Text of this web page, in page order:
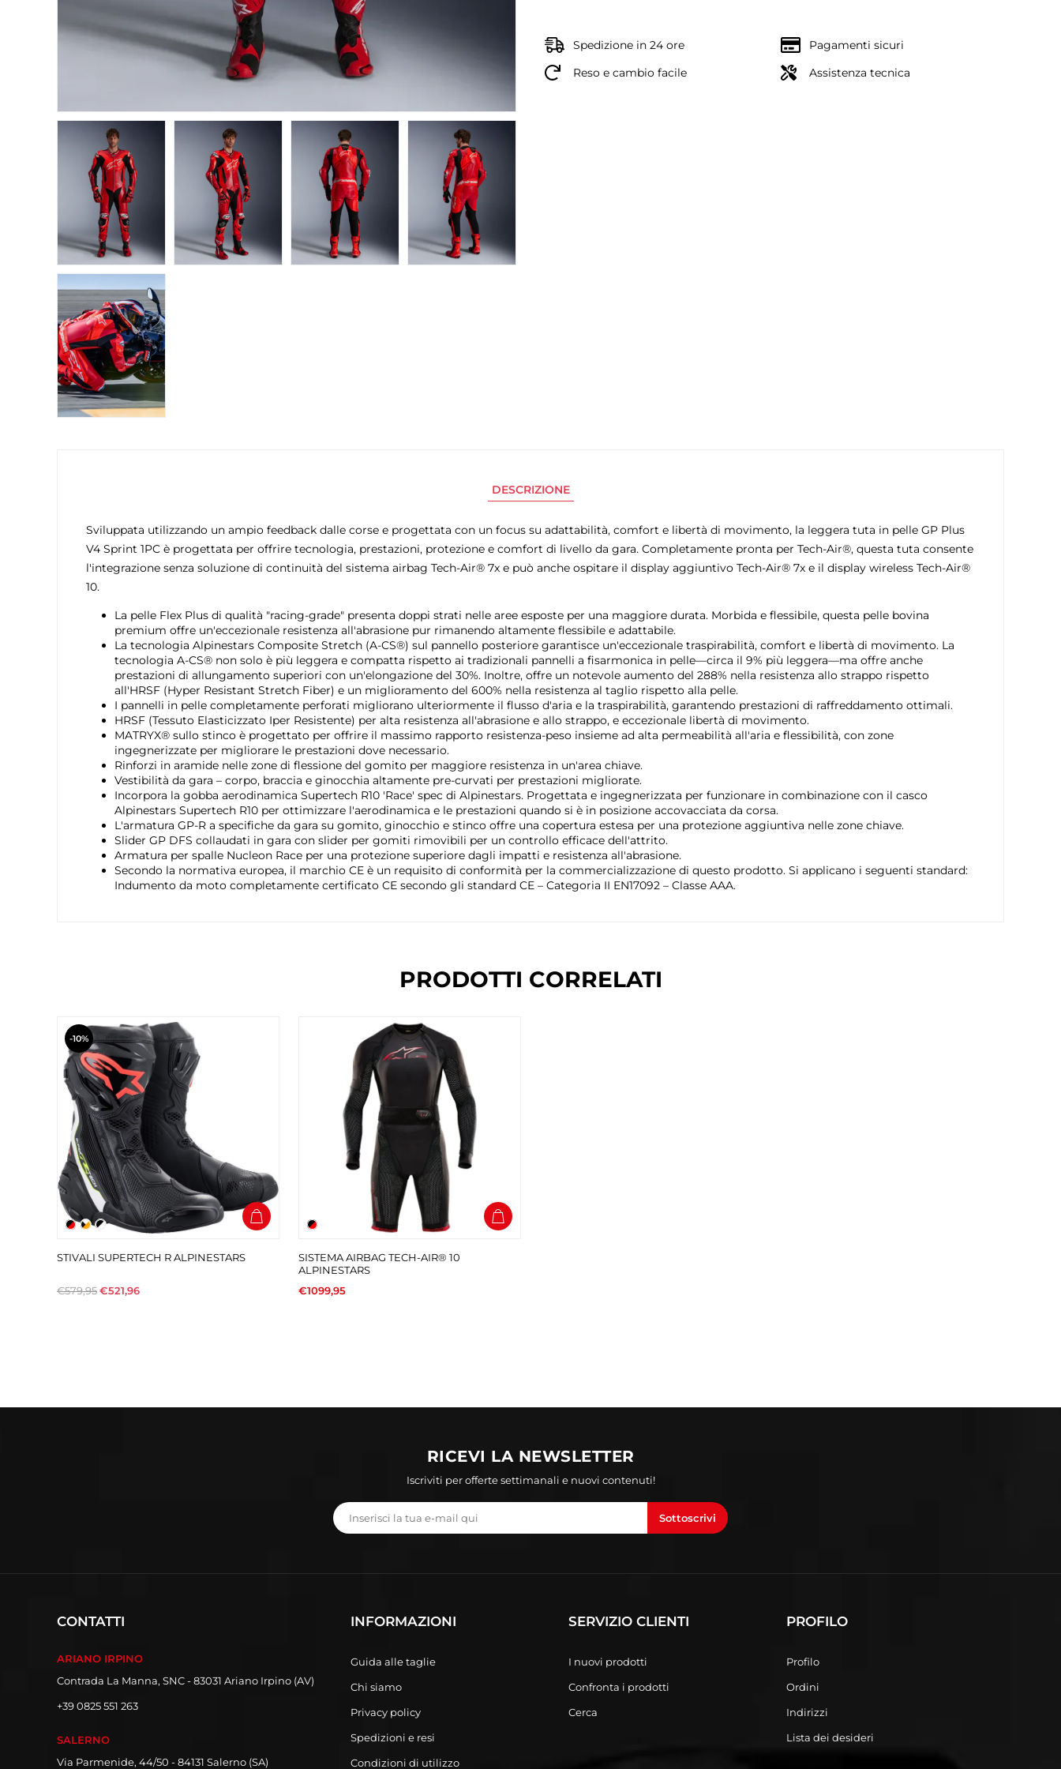
Spedizione in 24 ore
Pagamenti sicuri
Reso e cambio facile
Assistenza tecnica
DESCRIZIONE
Sviluppata utilizzando un ampio feedback dalle corse e progettata con un focus su adattabilità, comfort e libertà di movimento, la leggera tuta in pelle GP Plus
V4 Sprint 1PC è progettata per offrire tecnologia, prestazioni, protezione e comfort di livello da gara. Completamente pronta per Tech-Air®, questa tuta consente
l'integrazione senza soluzione di continuità del sistema airbag Tech-Air® 7x e può anche ospitare il display aggiuntivo Tech-Air® 7x e il display wireless Tech-Air®
10.
La pelle Flex Plus di qualità "racing-grade" presenta doppi strati nelle aree esposte per una maggiore durata. Morbida e flessibile, questa pelle bovina
premium offre un'eccezionale resistenza all'abrasione pur rimanendo altamente flessibile e adattabile.
La tecnologia Alpinestars Composite Stretch (A-CS®) sul pannello posteriore garantisce un'eccezionale traspirabilità, comfort e libertà di movimento. La
tecnologia A-CS® non solo è più leggera e compatta rispetto ai tradizionali pannelli a fisarmonica in pelle—circa il 9% più leggera—ma offre anche
prestazioni di allungamento superiori con un'elongazione del 30%. Inoltre, offre un notevole aumento del 288% nella resistenza allo strappo rispetto
all'HRSF (Hyper Resistant Stretch Fiber) e un miglioramento del 600% nella resistenza al taglio rispetto alla pelle.
I pannelli in pelle completamente perforati migliorano ulteriormente il flusso d'aria e la traspirabilità, garantendo prestazioni di raffreddamento ottimali.
HRSF (Tessuto Elasticizzato Iper Resistente) per alta resistenza all'abrasione e allo strappo, e eccezionale libertà di movimento.
MATRYX® sullo stinco è progettato per offrire il massimo rapporto resistenza-peso insieme ad alta permeabilità all'aria e flessibilità, con zone
ingegnerizzate per migliorare le prestazioni dove necessario.
Rinforzi in aramide nelle zone di flessione del gomito per maggiore resistenza in un'area chiave.
Vestibilità da gara – corpo, braccia e ginocchia altamente pre-curvati per prestazioni migliorate.
Incorpora la gobba aerodinamica Supertech R10 'Race' spec di Alpinestars. Progettata e ingegnerizzata per funzionare in combinazione con il casco
Alpinestars Supertech R10 per ottimizzare l'aerodinamica e le prestazioni quando si è in posizione accovacciata da corsa.
L'armatura GP-R a specifiche da gara su gomito, ginocchio e stinco offre una copertura estesa per una protezione aggiuntiva nelle zone chiave.
Slider GP DFS collaudati in gara con slider per gomiti rimovibili per un controllo efficace dell'attrito.
Armatura per spalle Nucleon Race per una protezione superiore dagli impatti e resistenza all'abrasione.
Secondo la normativa europea, il marchio CE è un requisito di conformità per la commercializzazione di questo prodotto. Si applicano i seguenti standard:
Indumento da moto completamente certificato CE secondo gli standard CE – Categoria II EN17092 – Classe AAA.
PRODOTTI CORRELATI
-10%
STIVALI SUPERTECH R ALPINESTARS
€579,95€521,96
SISTEMA AIRBAG TECH-AIR® 10
ALPINESTARS
€1099,95
RICEVI LA NEWSLETTER
Iscriviti per offerte settimanali e nuovi contenuti!
Sottoscrivi
CONTATTI
ARIANO IRPINO
Contrada La Manna, SNC - 83031 Ariano Irpino (AV)
+39 0825 551 263
SALERNO
Via Parmenide, 44/50 - 84131 Salerno (SA)
INFORMAZIONI
Guida alle taglie
Chi siamo
Privacy policy
Spedizioni e resi
Condizioni di utilizzo
SERVIZIO CLIENTI
I nuovi prodotti
Confronta i prodotti
Cerca
PROFILO
Profilo
Ordini
Indirizzi
Lista dei desideri